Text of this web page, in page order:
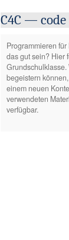
C4C —
Programmieren
das gut sein? Hier
begeistern
einem neuen
verwendeten
verfügbar.